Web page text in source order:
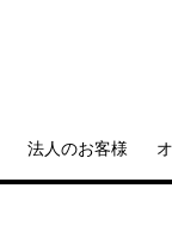
法人のお客様